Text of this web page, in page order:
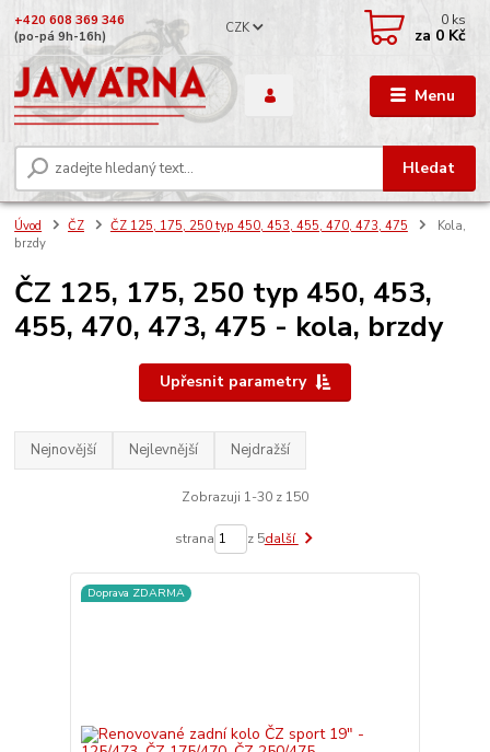
Menu
CZK
Hledat
+420 608 369 346
(po-pá 9h-16h)
0 ks
za 0 Kč
Úvod ČZ ČZ 125, 175, 250 typ 450, 453, 455, 470, 473, 475
Kola,
brzdy
ČZ 125, 175, 250 typ 450, 453,
455, 470, 473, 475 - kola, brzdy
Upřesnit parametry
Nejnovější Nejlevnější Nejdražší
Zobrazuji 1-30 z 150
strana z 5další
Doprava ZDARMA